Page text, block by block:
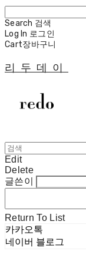
Search 검색
Log In 로그인
Cart장바구니
리두데이
Edit
Delete
글쓴이
Return To List
카카오톡
네이버 블로그